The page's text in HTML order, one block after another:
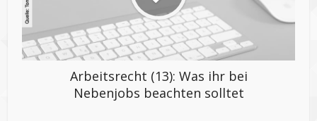
Arbeitsrecht (13): Was ihr bei
Nebenjobs beachten solltet